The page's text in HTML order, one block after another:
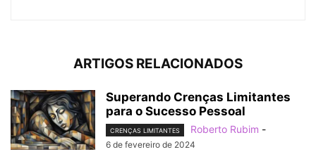
ARTIGOS RELACIONADOS
Superando Crenças Limitantes
para o Sucesso Pessoal
CRENÇAS LIMITANTES Roberto Rubim -
6 de fevereiro de 2024